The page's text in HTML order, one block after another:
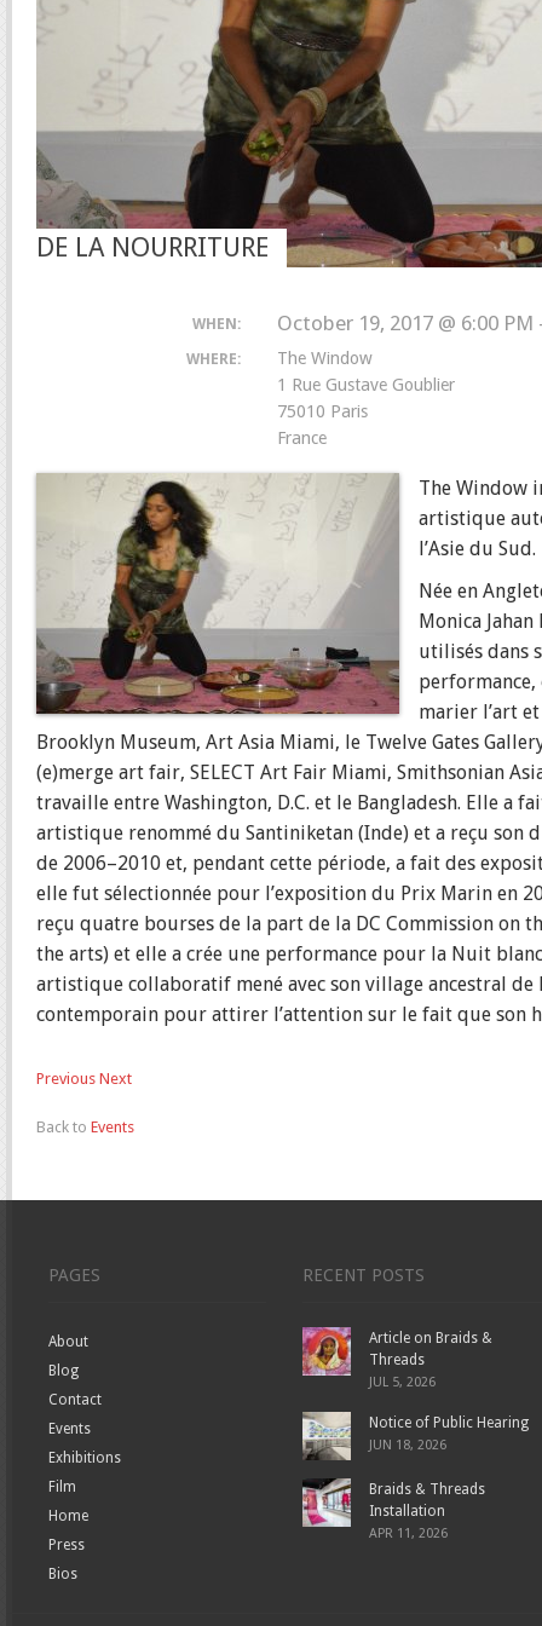
DE LA NOURRITURE
WHEN: October 19, 2017 @ 6:00 PM
WHERE:
The Window
1 Rue Gustave Goublier
75010 Paris
France
The Window
artistique
l’Asie du
Née en
Monica
utilisés dans
marier l’art
Brooklyn Museum, Art Asia Miami, le Twelve Gates
(e)merge art fair, SELECT Art Fair Miami, Smithsonian
travaille entre Washington, D.C. et le Bangladesh. Elle a
artistique renommé du Santiniketan (Inde) et a reçu son
de 2006–2010 et, pendant cette période, a fait des
elle fut sélectionnée pour l’exposition du Prix Marin en
reçu quatre bourses de la part de la DC Commission on
the arts) et elle a crée une performance pour la Nuit
artistique collaboratif mené avec son village ancestral de
contemporain pour attirer l’attention sur le fait que son
Previous Next
Back to Events
PAGES
About
Blog
Contact
Events
Exhibitions
Film
Home
Press
Bios
RECENT POSTS
Article on Braids &
Threads
JUL 5, 2026
Notice of Public Hearing
JUN 18, 2026
Braids & Threads
Installation
APR 11, 2026